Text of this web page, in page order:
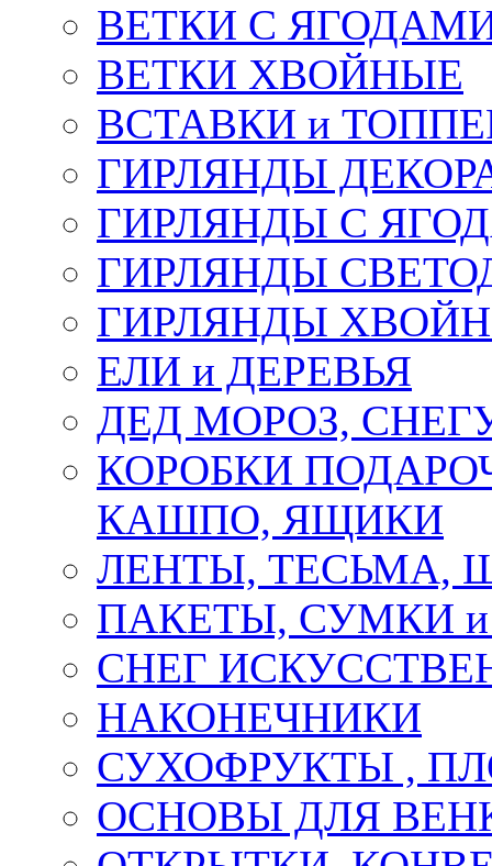
ВЕТКИ С
ВЕТКИ ХВОЙНЫЕ
ВСТАВКИ и
ГИРЛЯНДЫ
ГИРЛЯНДЫ С
ГИРЛЯНДЫ
ГИРЛЯНДЫ
ЕЛИ и ДЕРЕВЬЯ
ДЕД МОРОЗ,
КОРОБКИ
КАШПО, ЯЩИКИ
ЛЕНТЫ, ТЕСЬМА,
ПАКЕТЫ, СУМКИ
СНЕГ
НАКОНЕЧНИКИ
СУХОФРУКТЫ ,
ОСНОВЫ ДЛЯ